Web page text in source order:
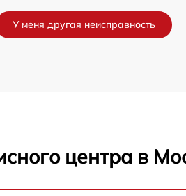
У меня другая неисправность
центра в